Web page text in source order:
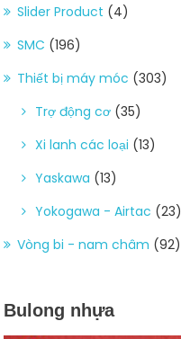
Slider Product (4)
SMC (196)
Thiết bị máy móc (303)
Trợ động cơ (35)
Xi lanh các loại (13)
Yaskawa (13)
Yokogawa - Airtac (23)
Vòng bi - nam châm (92)
Bulong nhựa